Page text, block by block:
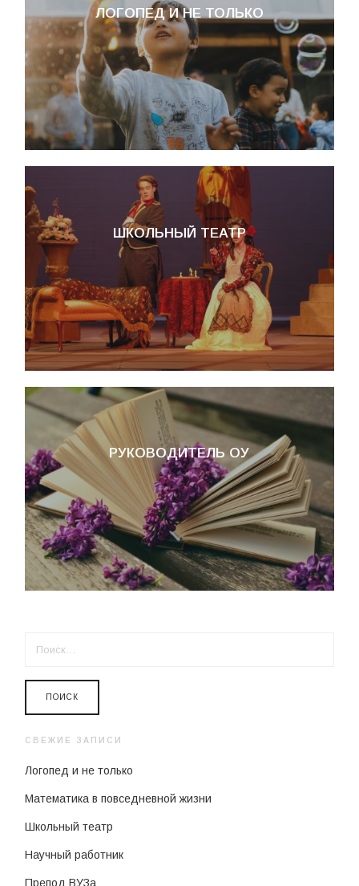
ЛОГОПЕД И НЕ ТОЛЬКО
ШКОЛЬНЫЙ ТЕАТР
РУКОВОДИТЕЛЬ ОУ
СВЕЖИЕ ЗАПИСИ
Логопед и не только
Математика в повседневной жизни
Школьный театр
Научный работник
Препод ВУЗа